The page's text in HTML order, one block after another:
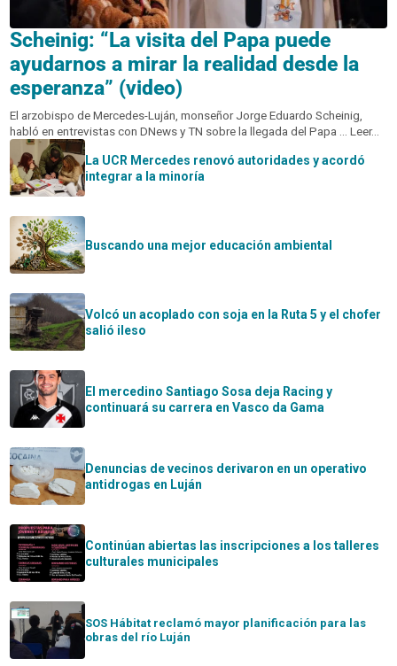
Scheinig: “La visita del Papa puede
ayudarnos a mirar la realidad desde la
esperanza” (video)
El arzobispo de Mercedes-Luján, monseñor Jorge Eduardo Scheinig,
habló en entrevistas con DNews y TN sobre la llegada del Papa ... Leer...
La UCR Mercedes renovó autoridades y acordó
integrar a la minoría
Buscando una mejor educación ambiental
Volcó un acoplado con soja en la Ruta 5 y el chofer
salió ileso
El mercedino Santiago Sosa deja Racing y
continuará su carrera en Vasco da Gama
Denuncias de vecinos derivaron en un operativo
antidrogas en Luján
Continúan abiertas las inscripciones a los talleres
culturales municipales
SOS Hábitat reclamó mayor planificación para las
obras del río Luján